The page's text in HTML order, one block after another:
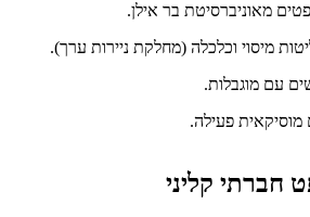
מאוניברסיטת בר אילן.
מיסוי וכלכלה (מחלקת ניירות ערך).
עם מוגבלות.
מוסיקאית פעילה.
חברתי קליני